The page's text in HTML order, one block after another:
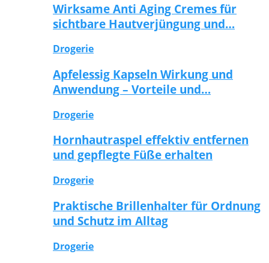
Wirksame Anti Aging Cremes für
sichtbare Hautverjüngung und…
Drogerie
Apfelessig Kapseln Wirkung und
Anwendung – Vorteile und…
Drogerie
Hornhautraspel effektiv entfernen
und gepflegte Füße erhalten
Drogerie
Praktische Brillenhalter für Ordnung
und Schutz im Alltag
Drogerie